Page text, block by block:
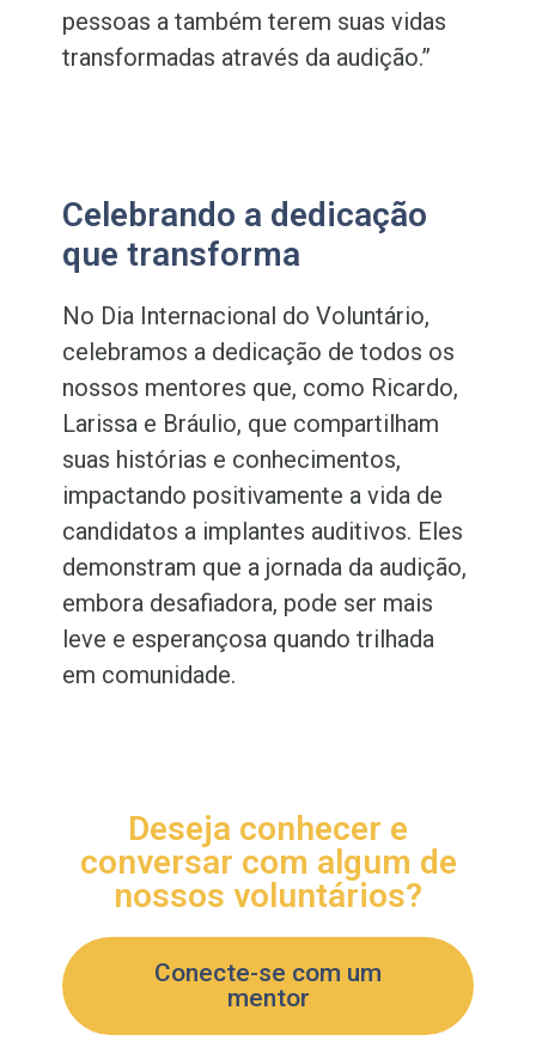
pessoas a também terem suas vidas
transformadas através da audição.”
Celebrando a dedicação
que transforma
No Dia Internacional do Voluntário,
celebramos a dedicação de todos os
nossos mentores que, como Ricardo,
Larissa e Bráulio, que compartilham
suas histórias e conhecimentos,
impactando positivamente a vida de
candidatos a implantes auditivos. Eles
demonstram que a jornada da audição,
embora desafiadora, pode ser mais
leve e esperançosa quando trilhada
em comunidade.
Deseja conhecer e
conversar com algum de
nossos voluntários?
Conecte-se com um
mentor